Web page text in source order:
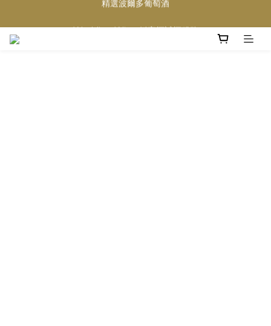
買滿任何酒類 六支 或買滿 $1200 (不限支數) 皆可享免費送貨